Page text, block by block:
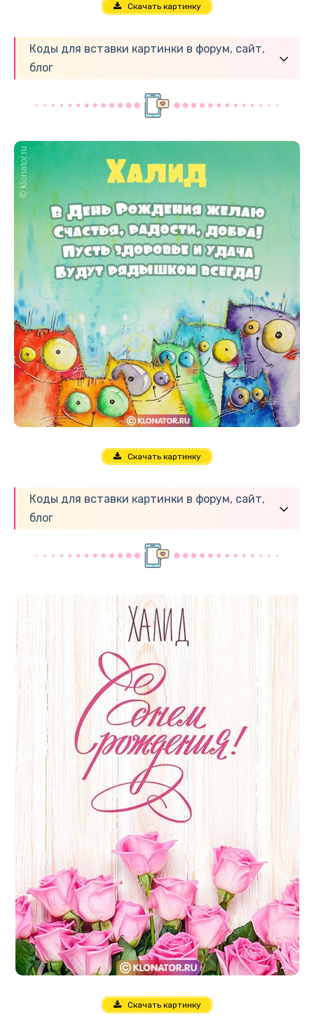
Скачать картинку
Коды для вставки картинки в форум, сайт,
блог
Скачать картинку
Коды для вставки картинки в форум, сайт,
блог
Скачать картинку